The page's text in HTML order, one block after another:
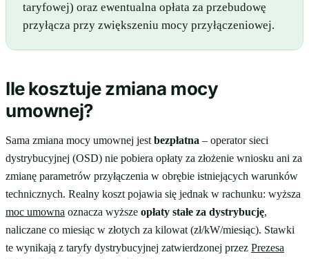
taryfowej) oraz ewentualna opłata za przebudowę
przyłącza przy zwiększeniu mocy przyłączeniowej.
Ile kosztuje zmiana mocy
umownej?
Sama zmiana mocy umownej jest bezpłatna – operator sieci
dystrybucyjnej (OSD) nie pobiera opłaty za złożenie wniosku ani za
zmianę parametrów przyłączenia w obrębie istniejących warunków
technicznych. Realny koszt pojawia się jednak w rachunku: wyższa
moc umowna oznacza wyższe opłaty stałe za dystrybucję,
naliczane co miesiąc w złotych za kilowat (zł/kW/miesiąc). Stawki
te wynikają z taryfy dystrybucyjnej zatwierdzonej przez Prezesa